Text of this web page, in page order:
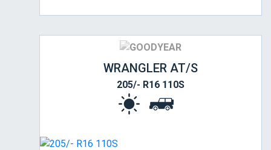
WRANGLER AT/S
205/- R16 110S